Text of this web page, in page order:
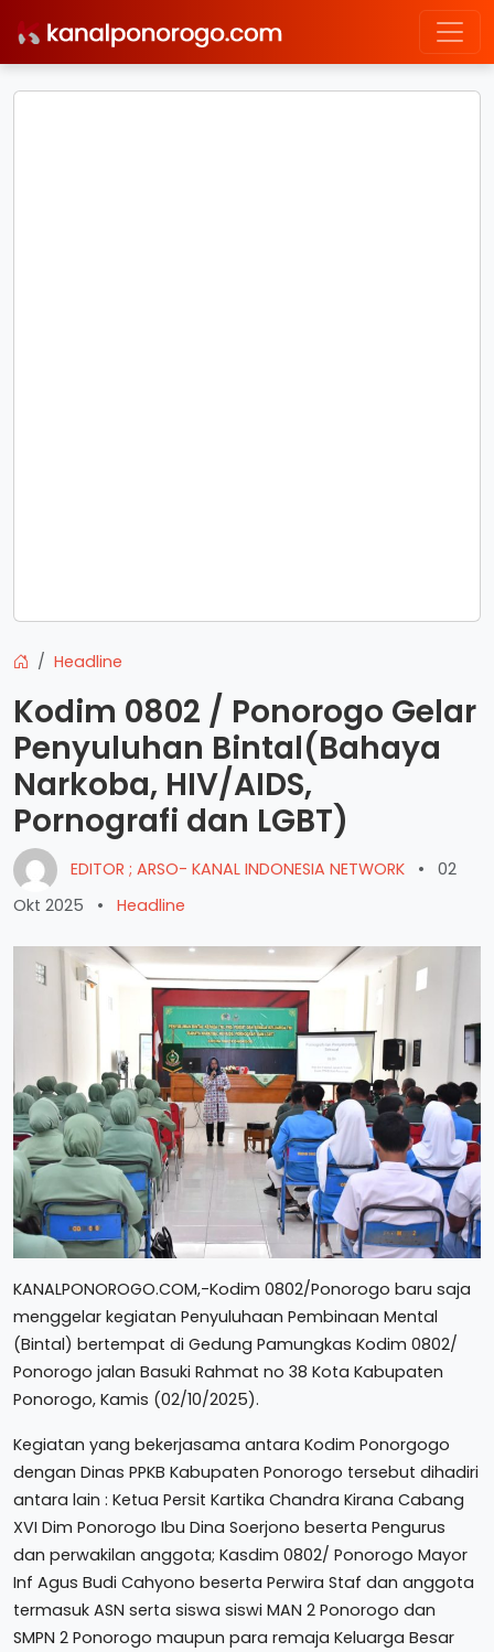
Headline
Kodim 0802 / Ponorogo Gelar
Penyuluhan Bintal(Bahaya
Narkoba, HIV/AIDS,
Pornografi dan LGBT)
EDITOR ; ARSO- KANAL INDONESIA NETWORK •
02
Okt 2025
• Headline
KANALPONOROGO.COM,-Kodim 0802/Ponorogo baru saja
menggelar kegiatan Penyuluhaan Pembinaan Mental
(Bintal) bertempat di Gedung Pamungkas Kodim 0802/
Ponorogo jalan Basuki Rahmat no 38 Kota Kabupaten
Ponorogo, Kamis (02/10/2025).
Kegiatan yang bekerjasama antara Kodim Ponorgogo
dengan Dinas PPKB Kabupaten Ponorogo tersebut dihadiri
antara lain : Ketua Persit Kartika Chandra Kirana Cabang
XVI Dim Ponorogo Ibu Dina Soerjono beserta Pengurus
dan perwakilan anggota; Kasdim 0802/ Ponorogo Mayor
Inf Agus Budi Cahyono beserta Perwira Staf dan anggota
termasuk ASN serta siswa siswi MAN 2 Ponorogo dan
SMPN 2 Ponorogo maupun para remaja Keluarga Besar